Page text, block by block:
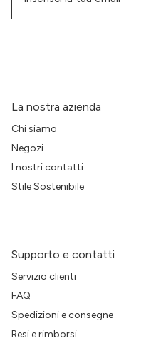
La nostra azienda
Chi siamo
Negozi
I nostri contatti
Stile Sostenibile
Supporto e contatti
Servizio clienti
FAQ
Spedizioni e consegne
Resi e rimborsi